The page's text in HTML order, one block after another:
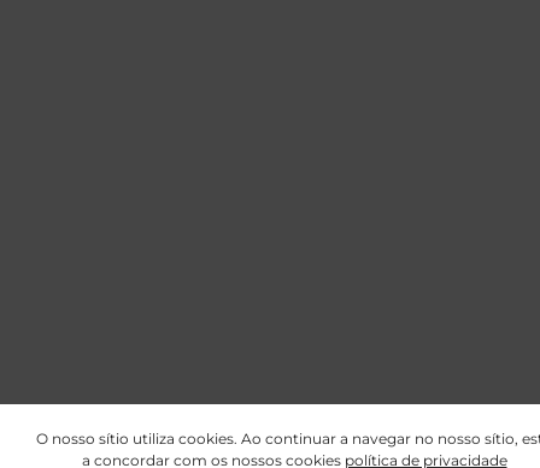
O nosso sítio utiliza cookies. Ao continuar a navegar no nosso sítio,
a concordar com os nossos cookies política de privacidade